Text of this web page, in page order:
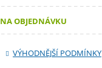
NA OBJEDNÁVKU
VÝHODNĚJŠÍ PODMÍNKY